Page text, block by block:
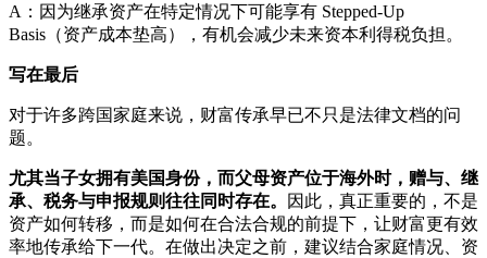
A：因为继承资产在特定情况下可能享有 Stepped-Up
Basis（资产成本垫高），有机会减少未来资本利得税负担。
写在最后
对于许多跨国家庭来说，财富传承早已不只是法律文档的问
题。
尤其当子女拥有美国身份，而父母资产位于海外时，赠与、继
承、税务与申报规则往往同时存在。
因此，真正重要的，不是
资产如何转移，而是如何在合法合规的前提下，让财富更有效
率地传承给下一代。在做出决定之前，建议结合家庭情况、资